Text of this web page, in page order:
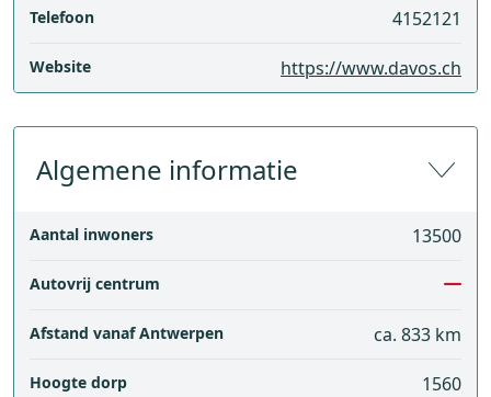
Telefoon 4152121
Website https://www.davos.ch
Algemene informatie
Aantal inwoners 13500
Autovrij centrum
Afstand vanaf Antwerpen ca. 833 km
Hoogte dorp 1560